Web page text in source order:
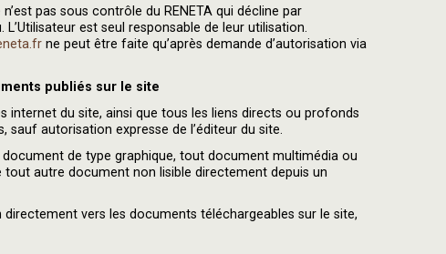
pas sous contrôle du RENETA qui décline par
est seul responsable de leur utilisation.
ne peut être faite qu’après demande d’autorisation via
publiés sur le site
internet du site, ainsi que tous les liens directs ou profonds
autorisation expresse de l’éditeur du site.
de type graphique, tout document multimédia ou
autre document non lisible directement depuis un
vers les documents téléchargeables sur le site,